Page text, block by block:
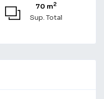
70 m2
Sup. Total